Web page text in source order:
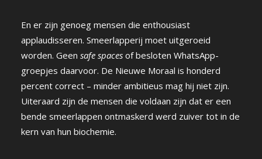
En er zijn genoeg mensen die enthousiast
applaudisseren. Smeerlapperij moet uitgeroeid
worden. Geen safe spaces of besloten WhatsApp-
groepjes daarvoor. De Nieuwe Moraal is honderd
percent correct – minder ambitieus mag hij niet zijn.
Uiteraard zijn de mensen die voldaan zijn dat er een
bende smeerlappen ontmaskerd werd zuiver tot in de
kern van hun biochemie.